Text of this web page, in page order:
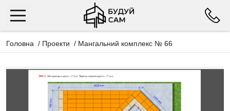
Головна / Проекти / Мангальний комплекс № 66